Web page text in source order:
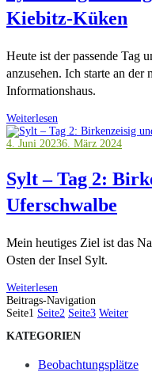
Kiebitz-Küken
Heute ist der passende Tag
anzusehen. Ich starte an
Informationshaus.
Weiterlesen
4. Juni 20236. März 2024
Sylt – Tag 2:
Uferschwalbe
Mein heutiges Ziel ist das
Osten der Insel Sylt.
Weiterlesen
Beitrags-Navigation
Seite1 Seite2 Seite3 Weiter
KATEGORIEN
Beobachtungsplätze